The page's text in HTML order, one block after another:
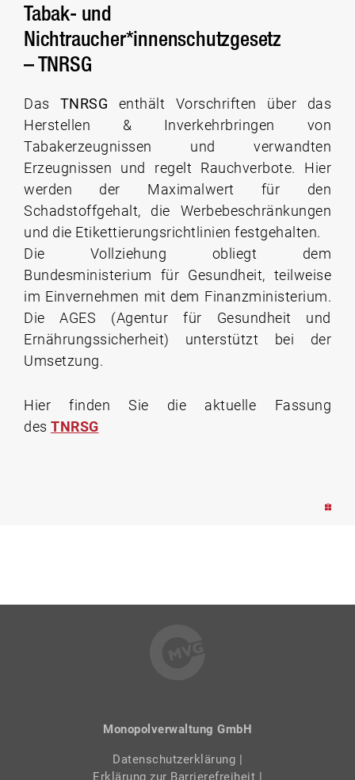
Tabak- und
Nichtraucher*innenschutzgesetz
– TNRSG
Das TNRSG enthält Vorschriften über das
Herstellen & Inverkehrbringen von
Tabakerzeugnissen und verwandten
Erzeugnissen und regelt Rauchverbote. Hier
werden der Maximalwert für den
Schadstoffgehalt, die Werbebeschränkungen
und die Etikettierungsrichtlinien festgehalten.
Die Vollziehung obliegt dem
Bundesministerium für Gesundheit, teilweise
im Einvernehmen mit dem Finanzministerium.
Die AGES (Agentur für Gesundheit und
Ernährungssicherheit) unterstützt bei der
Umsetzung.
Hier finden Sie die aktuelle Fassung
des TNRSG
Monopolverwaltung GmbH
Datenschutzerklärung